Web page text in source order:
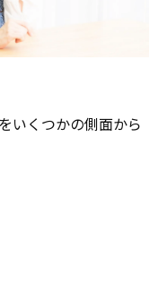
いくつかの側面から